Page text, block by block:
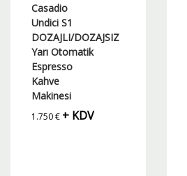
Casadio
Undici S1
DOZAJLI/DOZAJSIZ
Yarı Otomatik
Espresso
Kahve
Makinesi
1.750€ + KDV